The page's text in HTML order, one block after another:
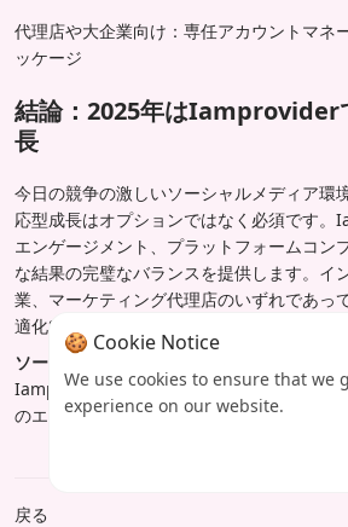
代理店や大企業向け：専任アカウントマネ
ッケージ
結論：2025年はIamprovider
長
今日の競争の激しいソーシャルメディア環
応型成長はオプションではなく必須です
エンゲージメント、プラットフォームコン
な結果の完璧なバランスを提供します。イ
業、マーケティング代理店のいずれであっ
適化SMMパネルは持続可能な成長に必要な
ソーシャルメディアの存在感を変える準備
Iamproviderを訪問して成長パッケージを探
のエンゲージメント構築を開始しましょう。
戻る
🍪 Cookie Notice
We use cookies to ensure that we
experience on our website.